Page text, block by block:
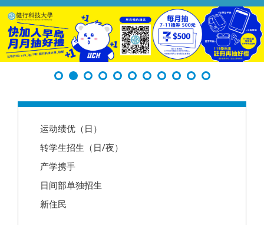
运动绩优（日）
转学生招生（日/夜）
产学携手
日间部单独招生
新住民